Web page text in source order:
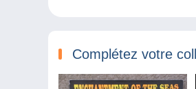
Complétez votre